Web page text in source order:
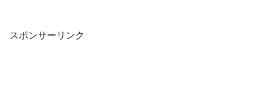
スポンサーリンク